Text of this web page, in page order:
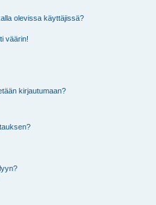
olevissa käyttäjissä?
väärin!
kirjautumaan?